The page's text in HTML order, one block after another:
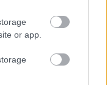
or app.